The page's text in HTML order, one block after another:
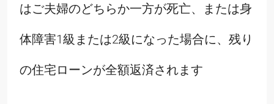
はご夫婦のどちらか一方が死亡、または身
体障害1級または2級になった場合に、残り
の住宅ローンが全額返済されます